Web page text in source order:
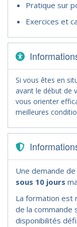
Pratique sur
Exercices et
Si vous êtes en
avant le début de
vous orienter
meilleures
Une demande
sous 10 jours
La formation est
de la commande
disponibilités